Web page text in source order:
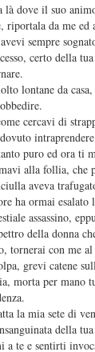
là dove il suo
da me ed
sempre
certo della
lontane da
cercavi di
puro ed ora
alla follia, che
aveva
ha ormai
assassino,
della donna
tornerai con me
grevi catene
morta per mano
la mia sete di
della
te e sentirti